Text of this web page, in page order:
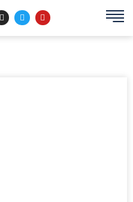
I
n
t
T
w
t
Y
o
t